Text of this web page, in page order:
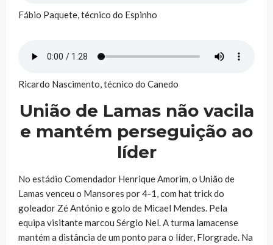
Fábio Paquete, técnico do Espinho
Ricardo Nascimento, técnico do Canedo
União de Lamas não vacila
e mantém perseguição ao
líder
No estádio Comendador Henrique Amorim, o União de
Lamas venceu o Mansores por 4-1, com hat trick do
goleador Zé António e golo de Micael Mendes. Pela
equipa visitante marcou Sérgio Nel. A turma lamacense
mantém a distância de um ponto para o líder, Florgrade. Na